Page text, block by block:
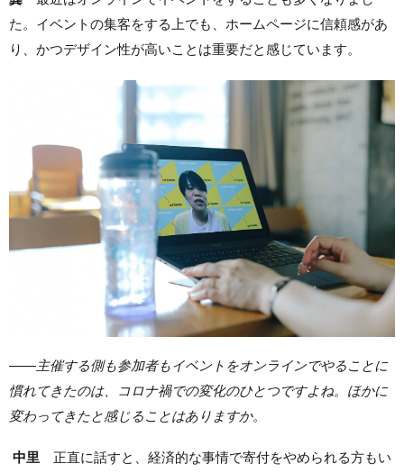
た。イベントの集客をする上でも、ホームページに信頼感があ
り、かつデザイン性が高いことは重要だと感じています。
——主催する側も参加者もイベントをオンラインでやることに
慣れてきたのは、コロナ禍での変化のひとつですよね。ほかに
変わってきたと感じることはありますか。
中里 正直に話すと、経済的な事情で寄付をやめられる方もい